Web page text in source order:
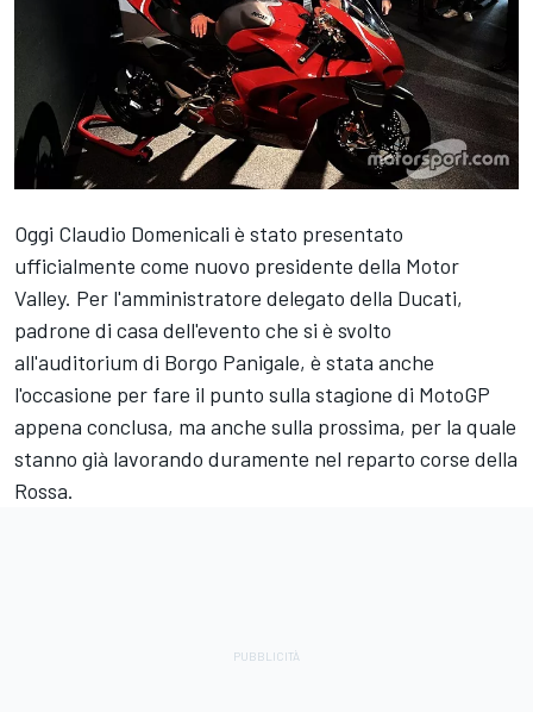
Oggi Claudio Domenicali è stato presentato
ufficialmente come nuovo presidente della Motor
Valley. Per l'amministratore delegato della Ducati,
padrone di casa dell'evento che si è svolto
all'auditorium di Borgo Panigale, è stata anche
l'occasione per fare il punto sulla stagione di MotoGP
appena conclusa, ma anche sulla prossima, per la quale
stanno già lavorando duramente nel reparto corse della
Rossa.